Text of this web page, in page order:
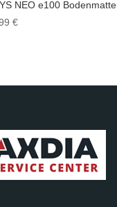
NEO e100 Bodenmatte
€